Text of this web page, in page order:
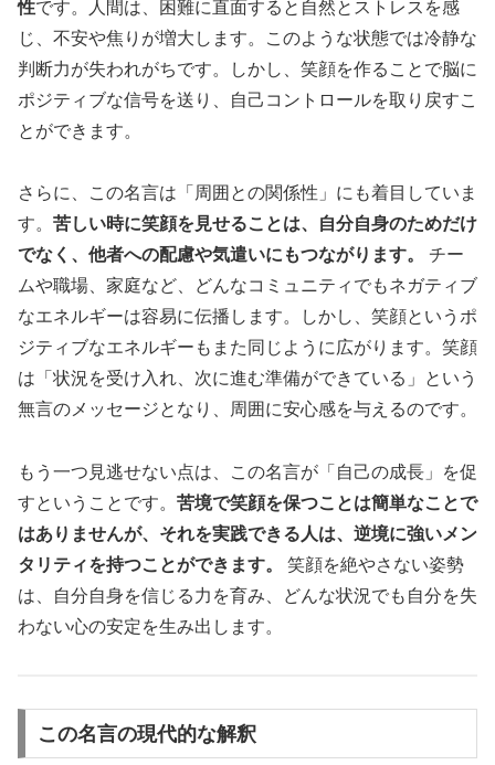
性です。人間は、困難に直面すると自然とストレスを感
じ、不安や焦りが増大します。このような状態では冷静な
判断力が失われがちです。しかし、笑顔を作ることで脳に
ポジティブな信号を送り、自己コントロールを取り戻すこ
とができます。
さらに、この名言は「周囲との関係性」にも着目していま
す。 苦しい時に笑顔を見せることは、自分自身のためだけ
でなく、他者への配慮や気遣いにもつながります。
チー
ムや職場、家庭など、どんなコミュニティでもネガティブ
なエネルギーは容易に伝播します。しかし、笑顔というポ
ジティブなエネルギーもまた同じように広がります。笑顔
は「状況を受け入れ、次に進む準備ができている」という
無言のメッセージとなり、周囲に安心感を与えるのです。
もう一つ見逃せない点は、この名言が「自己の成長」を促
すということです。 苦境で笑顔を保つことは簡単なことで
はありませんが、それを実践できる人は、逆境に強いメン
タリティを持つことができます。
笑顔を絶やさない姿勢
は、自分自身を信じる力を育み、どんな状況でも自分を失
わない心の安定を生み出します。
この名言の現代的な解釈